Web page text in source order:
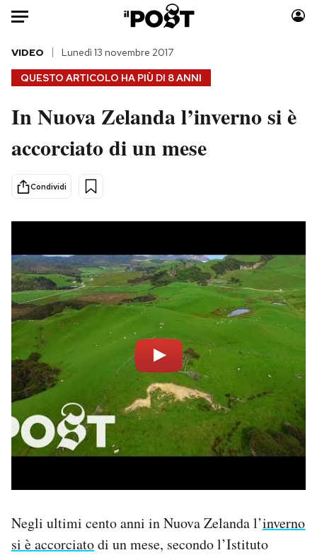
Auto
HOME
Italia
Politica
Tecnologia
Internet
Scienza
Economia
Sport
Moda
Consumismi
Media
Altrecose
Mondiali calcio 2026
PODCAST
NEWSLETTER
I MIEI PREFERITI
CALENDARIO
QUESTO ARTICOLO HA PIÙ DI 8 ANNI
VIDEO Lunedì 13 novembre 2017
In Nuova Zelanda l’inverno si è
accorciato di un mese
Condividi
Negli ultimi cento anni in Nuova Zelanda l’inverno
si è accorciatodi un mese, secondo l’Istituto